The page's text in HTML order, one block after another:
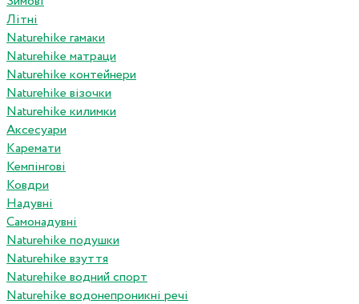
Літні
Naturehike гамаки
Naturehike матраци
Naturehike контейнери
Naturehike візочки
Naturehike килимки
Аксесуари
Каремати
Кемпінгові
Ковдри
Надувні
Самонадувні
Naturehike подушки
Naturehike взуття
Naturehike водний спорт
Naturehike водонепроникні речі